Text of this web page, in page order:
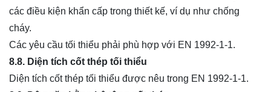
các điều kiện khẩn cấp trong thiết kế, ví dụ như chống
cháy.
Các yêu cầu tối thiểu phải phù hợp với EN 1992-1-1.
8.8. Diện tích cốt thép tối thiểu
Diện tích cốt thép tối thiểu được nêu trong EN 1992-1-1.